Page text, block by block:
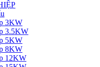
3KW
3.5KW
5KW
8KW
12KW